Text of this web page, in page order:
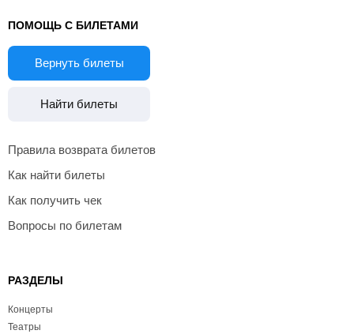
ПОМОЩЬ С БИЛЕТАМИ
Вернуть билеты
Найти билеты
Правила возврата билетов
Как найти билеты
Как получить чек
Вопросы по билетам
РАЗДЕЛЫ
Концерты
Театры